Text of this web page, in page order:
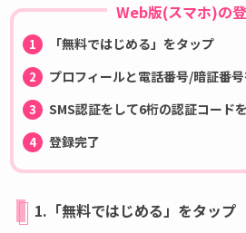
Web版(スマホ)の
「無料ではじめる」をタップ
プロフィールと電話番号/暗証番
SMS認証をして6桁の認証コード
登録完了
1.「無料ではじめる」をタップ